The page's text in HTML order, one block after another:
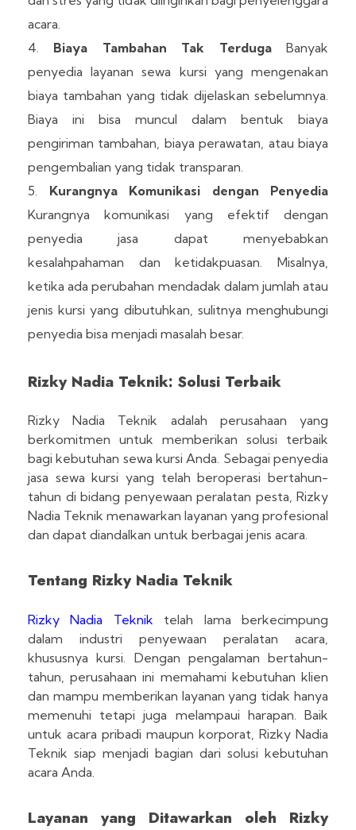
acara.
Biaya Tambahan Tak TerdugaBanyak
penyedia layanan sewa kursi yang mengenakan
biaya tambahan yang tidak dijelaskan sebelumnya.
Biaya ini bisa muncul dalam bentuk biaya
pengiriman tambahan, biaya perawatan, atau biaya
pengembalian yang tidak transparan.
Kurangnya Komunikasi dengan Penyedia
Kurangnya komunikasi yang efektif dengan
penyedia jasa dapat menyebabkan
kesalahpahaman dan ketidakpuasan. Misalnya,
ketika ada perubahan mendadak dalam jumlah atau
jenis kursi yang dibutuhkan, sulitnya menghubungi
penyedia bisa menjadi masalah besar.
Rizky Nadia Teknik: Solusi Terbaik
Rizky Nadia Teknik adalah perusahaan yang
berkomitmen untuk memberikan solusi terbaik
bagi kebutuhan sewa kursi Anda. Sebagai penyedia
jasa sewa kursi yang telah beroperasi bertahun-
tahun di bidang penyewaan peralatan pesta, Rizky
Nadia Teknik menawarkan layanan yang profesional
dan dapat diandalkan untuk berbagai jenis acara.
Tentang Rizky Nadia Teknik
Rizky Nadia Teknik telah lama berkecimpung
dalam industri penyewaan peralatan acara,
khususnya kursi. Dengan pengalaman bertahun-
tahun, perusahaan ini memahami kebutuhan klien
dan mampu memberikan layanan yang tidak hanya
memenuhi tetapi juga melampaui harapan. Baik
untuk acara pribadi maupun korporat, Rizky Nadia
Teknik siap menjadi bagian dari solusi kebutuhan
acara Anda.
Layanan yang Ditawarkan oleh Rizky